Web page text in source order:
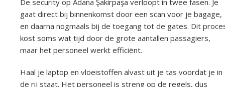
gaat direct bij binnenkomst door een scan voor je bagage,
en daarna nogmaals bij de toegang tot de gates. Dit
kost soms wat tijd door de grote aantallen passagiers,
maar het personeel werkt efficiënt.
Haal je laptop en vloeistoffen alvast uit je tas voordat je in
de rij staat. Het personeel is streng op de regels, dus